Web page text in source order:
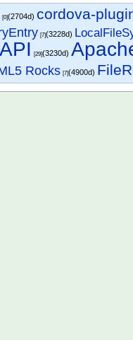
[0](2704d) cordova-
[7](3228d)
[29](3230d)
Rocks [7](4900d)